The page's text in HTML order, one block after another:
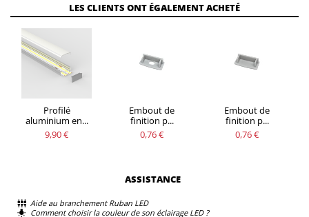
LES CLIENTS ONT ÉGALEMENT ACHETÉ
Profilé
aluminium en...
9,90 €
Embout de
finition p...
0,76 €
Embout de
finition p...
0,76 €
ASSISTANCE
Aide au branchement Ruban LED
Comment choisir la couleur de son éclairage LED ?